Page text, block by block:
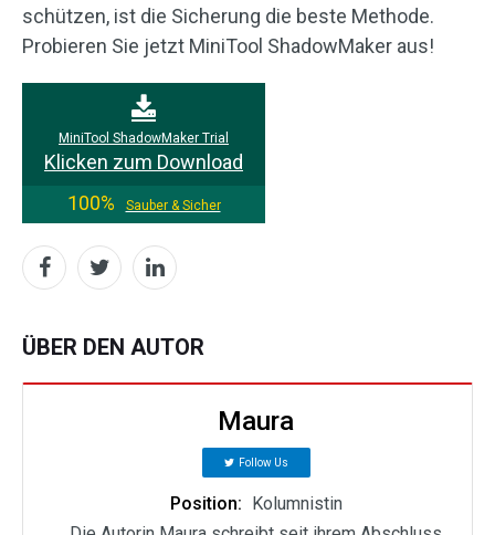
schützen, ist die Sicherung die beste Methode.
Probieren Sie jetzt MiniTool ShadowMaker aus!
MiniTool ShadowMaker Trial
Klicken zum Download
100%
Sauber & Sicher
ÜBER DEN AUTOR
Maura
Follow Us
Position:
Kolumnistin